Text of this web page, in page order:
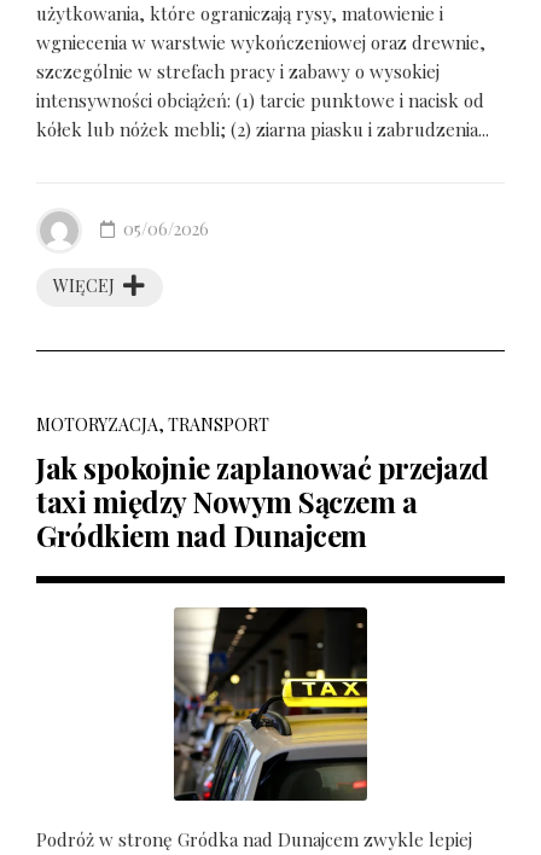
użytkowania, które ograniczają rysy, matowienie i
wgniecenia w warstwie wykończeniowej oraz drewnie,
szczególnie w strefach pracy i zabawy o wysokiej
intensywności obciążeń: (1) tarcie punktowe i nacisk od
kółek lub nóżek mebli; (2) ziarna piasku i zabrudzenia...
WIĘCEJ
05/06/2026
MOTORYZACJA, TRANSPORT
Jak spokojnie zaplanować przejazd
taxi między Nowym Sączem a
Gródkiem nad Dunajcem
Podróż w stronę Gródka nad Dunajcem zwykle lepiej